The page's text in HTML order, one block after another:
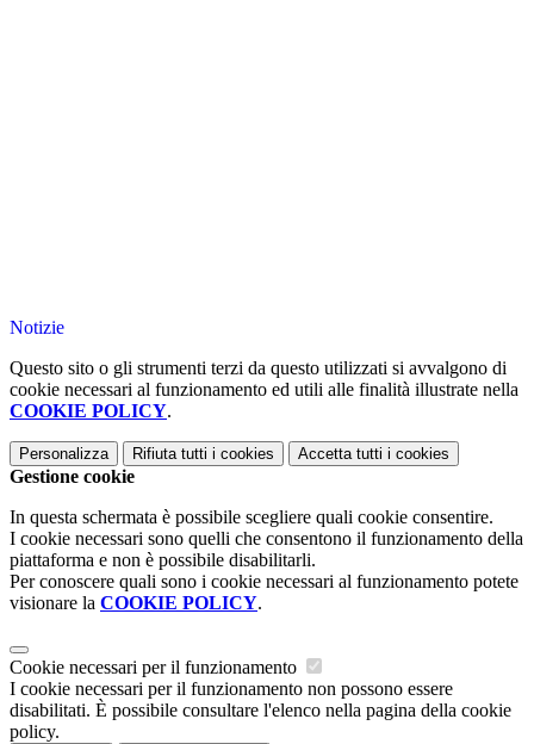
Notizie
Questo sito o gli strumenti terzi da questo utilizzati si avvalgono di
cookie necessari al funzionamento ed utili alle finalità illustrate nella
COOKIE POLICY.
Personalizza Rifiuta tutti i cookies Accetta tutti i cookies
Gestione cookie
In questa schermata è possibile scegliere quali cookie consentire.
I cookie necessari sono quelli che consentono il funzionamento della
piattaforma e non è possibile disabilitarli.
Per conoscere quali sono i cookie necessari al funzionamento potete
visionare la COOKIE POLICY.
Cookie necessari per il funzionamento
I cookie necessari per il funzionamento non possono essere
disabilitati. È possibile consultare l'elenco nella pagina della cookie
policy.